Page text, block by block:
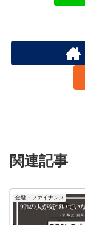
関連記事
金融・ファイナンス